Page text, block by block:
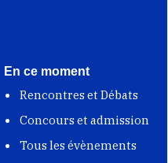
En ce moment
Rencontres et Débats
Concours et admission
Tous les évènements